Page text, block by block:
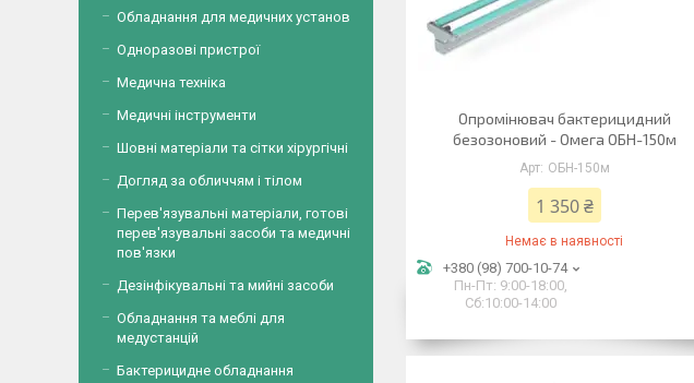
Опромінювач бактерицидний
безозоновий - Омега ОБН-150м
ОБН-150м
1 350 ₴
Немає в наявності
+380 (98) 700-10-74
Пн-Пт: 9:00-18:00,
Сб:10:00-14:00
Обладнання для медичних установ
Одноразові пристрої
Медична техніка
Медичні інструменти
Шовні матеріали та сітки хірургічні
Догляд за обличчям і тілом
Перев'язувальні матеріали, готові
перев'язувальні засоби та медичні
пов'язки
Дезінфікувальні та мийні засоби
Обладнання та меблі для
медустанцій
Бактерицидне обладнання